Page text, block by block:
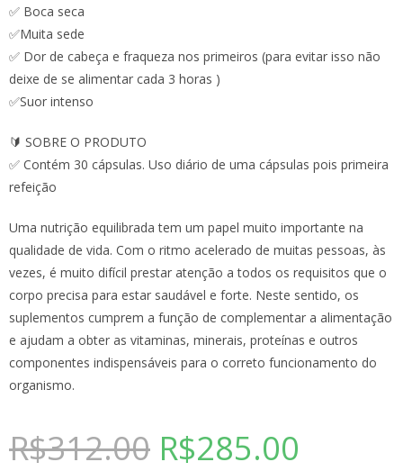
✅ Boca seca
✅Muita sede
✅ Dor de cabeça e fraqueza nos primeiros (para evitar isso não
deixe de se alimentar cada 3 horas )
✅Suor intenso
🔰 SOBRE O PRODUTO
✅ Contém 30 cápsulas. Uso diário de uma cápsulas pois primeira
refeição
Uma nutrição equilibrada tem um papel muito importante na
qualidade de vida. Com o ritmo acelerado de muitas pessoas, às
vezes, é muito difícil prestar atenção a todos os requisitos que o
corpo precisa para estar saudável e forte. Neste sentido, os
suplementos cumprem a função de complementar a alimentação
e ajudam a obter as vitaminas, minerais, proteínas e outros
componentes indispensáveis para o correto funcionamento do
organismo.
R$312.00 R$285.00